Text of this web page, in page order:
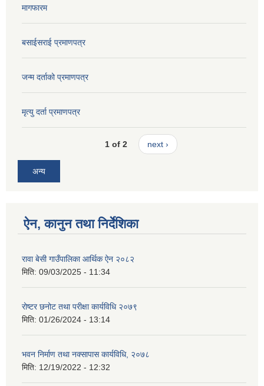
मागफारम
बसाईसराई प्रमाणपत्र
जन्म दर्ताको प्रमाणपत्र
मृत्यु दर्ता प्रमाणपत्र
1 of 2 next ›
अन्य
ऐन, कानुन तथा निर्देशिका
रावा बेसी गाउँपालिका आर्थिक ऐन २०८२
मिति: 09/03/2025 - 11:34
रोष्टर छनोट तथा परीक्षा कार्यविधि २०७९
मिति: 01/26/2024 - 13:14
भवन निर्माण तथा नक्सापास कार्यविधि, २०७८
मिति: 12/19/2022 - 12:32